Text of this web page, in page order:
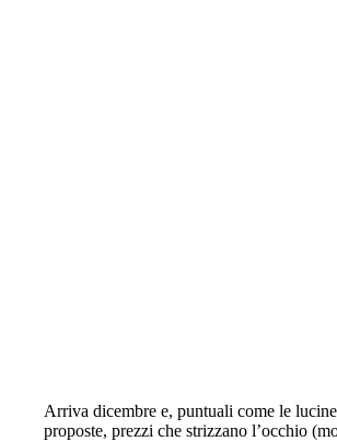
Arriva dicembre e, puntuali come le
proposte, prezzi che strizzano l’occhio